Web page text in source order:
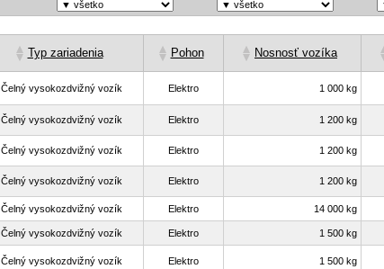
Čelný vysokozdvižný vozík Elektro 1 000 kg
Čelný vysokozdvižný vozík Elektro 1 200 kg
Čelný vysokozdvižný vozík Elektro 1 200 kg
Čelný vysokozdvižný vozík Elektro 1 200 kg
Čelný vysokozdvižný vozík Elektro 14 000 kg
Čelný vysokozdvižný vozík Elektro 1 500 kg
Čelný vysokozdvižný vozík Elektro 1 500 kg